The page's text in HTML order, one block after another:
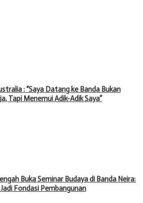
: “Saya Datang ke Banda Bukan
Tapi Menemui Adik-Adik Saya”
Buka Seminar Budaya di Banda Neira:
Fondasi Pembangunan